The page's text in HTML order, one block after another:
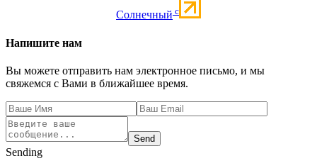
Солнечный c
Напишите нам
Вы можете отправить нам электронное письмо, и мы
свяжемся с Вами в ближайшее время.
Send
Sending